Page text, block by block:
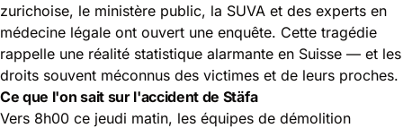
zurichoise, le ministère public, la SUVA et des experts en
médecine légale ont ouvert une enquête. Cette tragédie
rappelle une réalité statistique alarmante en Suisse — et les
droits souvent méconnus des victimes et de leurs proches.
Ce que l'on sait sur l'accident de Stäfa
Vers 8h00 ce jeudi matin, les équipes de démolition